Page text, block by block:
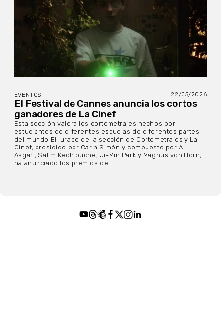
EVENTOS 22/05/2026
El Festival de Cannes anuncia los cortos
ganadores de La Cinef
Esta sección valora los cortometrajes hechos por
estudiantes de diferentes escuelas de diferentes partes
del mundo El jurado de la sección de Cortometrajes y La
Cinef, presidido por Carla Simón y compuesto por Ali
Asgari, Salim Kechiouche, Ji-Min Park y Magnus von Horn,
ha anunciado los premios de...